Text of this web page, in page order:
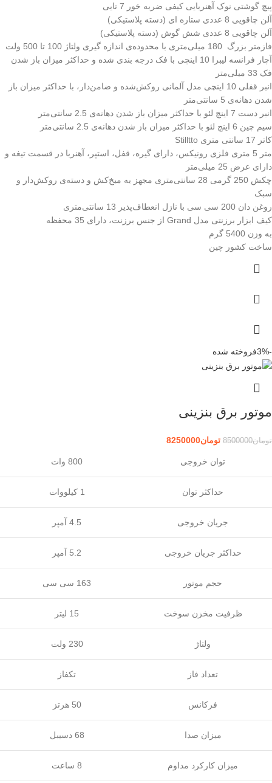
پیچ گوشتی نوک آهنربایی کیفی ضربه خور 7 تایی
آلن چاقویی 8 عددی ستاره ای (دسته پلاستیکی)
آلن چاقویی 8 عددی شش گوش (دسته پلاستیکی)
فازمتر بزرگ 180 میلی‌متری با محدوده‌ی اندازه گیری ولتاژ 100 تا 500 ولت
آچار فرانسه لیبرا 10 اینچی با فک درجه بندی شده و حداکثر میزان باز شدن
فک 33 میلی‌متر
انبر قفلی 10 اینچی مدل آلمانی روکش‌شده‌ و ضامن‌دار، با حداکثر میزان باز
شدن دهانه‌ی 5 سانتی‌متر
انبر دست 7 اینچ لئو
با حداکثر میزان باز شدن دهانه‌ی 2.5 سانتی‌متر
سیم چین 6 اینچ لئو با حداکثر میزان باز شدن دهانه‌ی 2.5 سانتی‌متر
کاتر 17 سانتی متری Stilltto
متر 5 متری فلزی رونیکس، دارای گیره، قفل، استپر، آهنربا در قسمت تیغه و
دارای عرض 25 میلی‌متر
چکش 250 گرمی
28 سانتی‌متری مجهز به میخ‌کش و دسته‌ی روکش‌دار و
سبک
روغن دان 200 سی سی با نازل انعطاف‌پذیر 13 سانتی‌متری
کیف ابزار برزنتی مدل Grand از جنس برزنت، دارای 35 محفظه
به وزن 5400 گرم
ساخت کشور چین
-3% فروخته شده
موتور برق بنزینی
تومان8500000 تومان8250000
توان خروجی 800 وات
حداکثر توان 1 کیلووات
جریان خروجی 4.5 آمپر
حداکثر جریان خروجی 5.2 آمپر
حجم موتور 163 سی سی
ظرفیت مخزن سوخت 15 لیتر
ولتاژ 230 ولت
تعداد فاز تکفاز
فرکانس 50 هرتز
میزان صدا 68 دسیبل
میزان کارکرد مداوم 8 ساعت